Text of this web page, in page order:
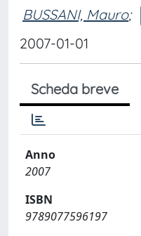
BUSSANI, Mauro;
2007-01-01
Scheda breve
Anno
2007
ISBN
9789077596197